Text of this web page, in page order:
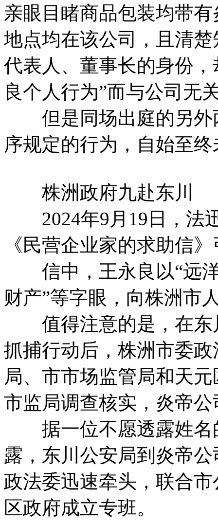
亲眼目睹商品包装均带
地点均在该公司，且清
代表人、董事长的身份
良个人行为”而与公司无
但是同场出庭的另外
序规定的行为，自始至
株洲政府九赴东川
2024年9月19日，法
《民营企业家的求助信
信中，王永良以“远洋
财产”等字眼，向株洲市
值得注意的是，在东
抓捕行动后，株洲市委
局、市市场监管局和天
市监局调查核实，炎帝
据一位不愿透露姓名
露，东川公安局到炎帝
政法委迅速牵头，联合
区政府成立专班。